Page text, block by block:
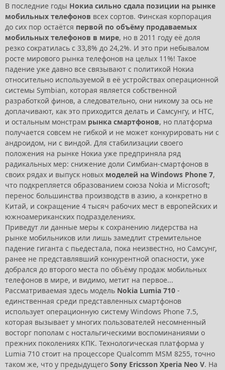
В последние годы Нокиа сильно сдала позиции на рынке
мобильных телефонов всех сортов. Финская корпорация
до сих пор остаётся первой по объёму продаваемых
мобильных телефонов в мире, но в 2011 году её доля
резко сократилась с 33,8% до 24,2%. И это при небывалом
росте мирового рынка телефонов на целых 11%! Такое
падение уже давно все связывают с политикой Нокиа
относительно используемой в её устройствах операционной
системы Symbian, которая является собственной
разработкой финов, а следовательно, они никому за ось не
доплачивают, как это приходится делать и Самсунгу, и HTC,
и остальным монстрам рынка смартфонов, но платформа
получается совсем не гибкой и не может конкурировать ни с
андроидом, ни с виндой. Для стабилизации своего
положения на рынке Нокиа уже предприняла ряд
радикальных мер: снижение доли Симбиан-смартфонов в
своих рядах и выпуск новых моделей на Windows Phone 7,
что подкрепляется образованием союза Nokia и Microsoft;
перенос большинства производств в азию, а конкретно в
Китай, и сокращение 4 тысяч рабочих мест в европейских и
южноамериканских подразделениях.
Приведут ли данные меры к сохранению лидерства на
рынке мобильников или лишь замедлит стремительное
падение гиганта с пьедестала, пока неизвестно, но Самсунг,
ранее не представлявший конкурентной опасности, уже
добрался до второго места по объёму продаж мобильных
телефонов в мире, и видимо, метит на первое...
Рассматриваемая здесь модель Nokia Lumia 710 -
единственная среди представленных смартфонов
использует операционную систему Windows Phone 7.5,
которая вызывает у многих пользователей несомненный
восторг пополам с ностальгическими воспоминаниями о
прежних поколениях КПК. Технологическая платформа у
Lumia 710 стоит на процессоре Qualcomm MSM 8255, точно
таком же, что у предыдущего Sony Ericsson Xperia Neo V. На